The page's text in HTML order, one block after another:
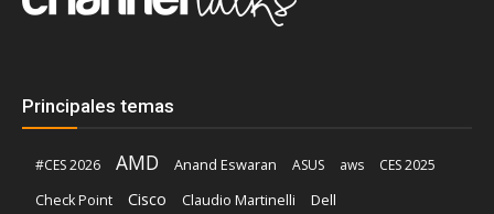
Principales temas
#CES 2026 AMD Anand Eswaran ASUS aws
CES 2025
Check Point
Cisco Claudio Martinelli Dell